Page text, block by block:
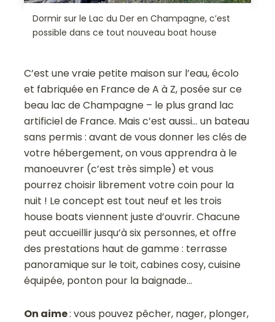
Dormir sur le Lac du Der en Champagne, c’est
possible dans ce tout nouveau boat house
C’est une vraie petite maison sur l’eau, écolo
et fabriquée en France de A à Z, posée sur ce
beau lac de Champagne – le plus grand lac
artificiel de France. Mais c’est aussi… un bateau
sans permis : avant de vous donner les clés de
votre hébergement, on vous apprendra à le
manoeuvrer (c’est très simple) et vous
pourrez choisir librement votre coin pour la
nuit ! Le concept est tout neuf et les trois
house boats viennent juste d’ouvrir. Chacune
peut accueillir jusqu’à six personnes, et offre
des prestations haut de gamme : terrasse
panoramique sur le toit, cabines cosy, cuisine
équipée, ponton pour la baignade…
On aime: vous pouvez pêcher, nager, plonger,